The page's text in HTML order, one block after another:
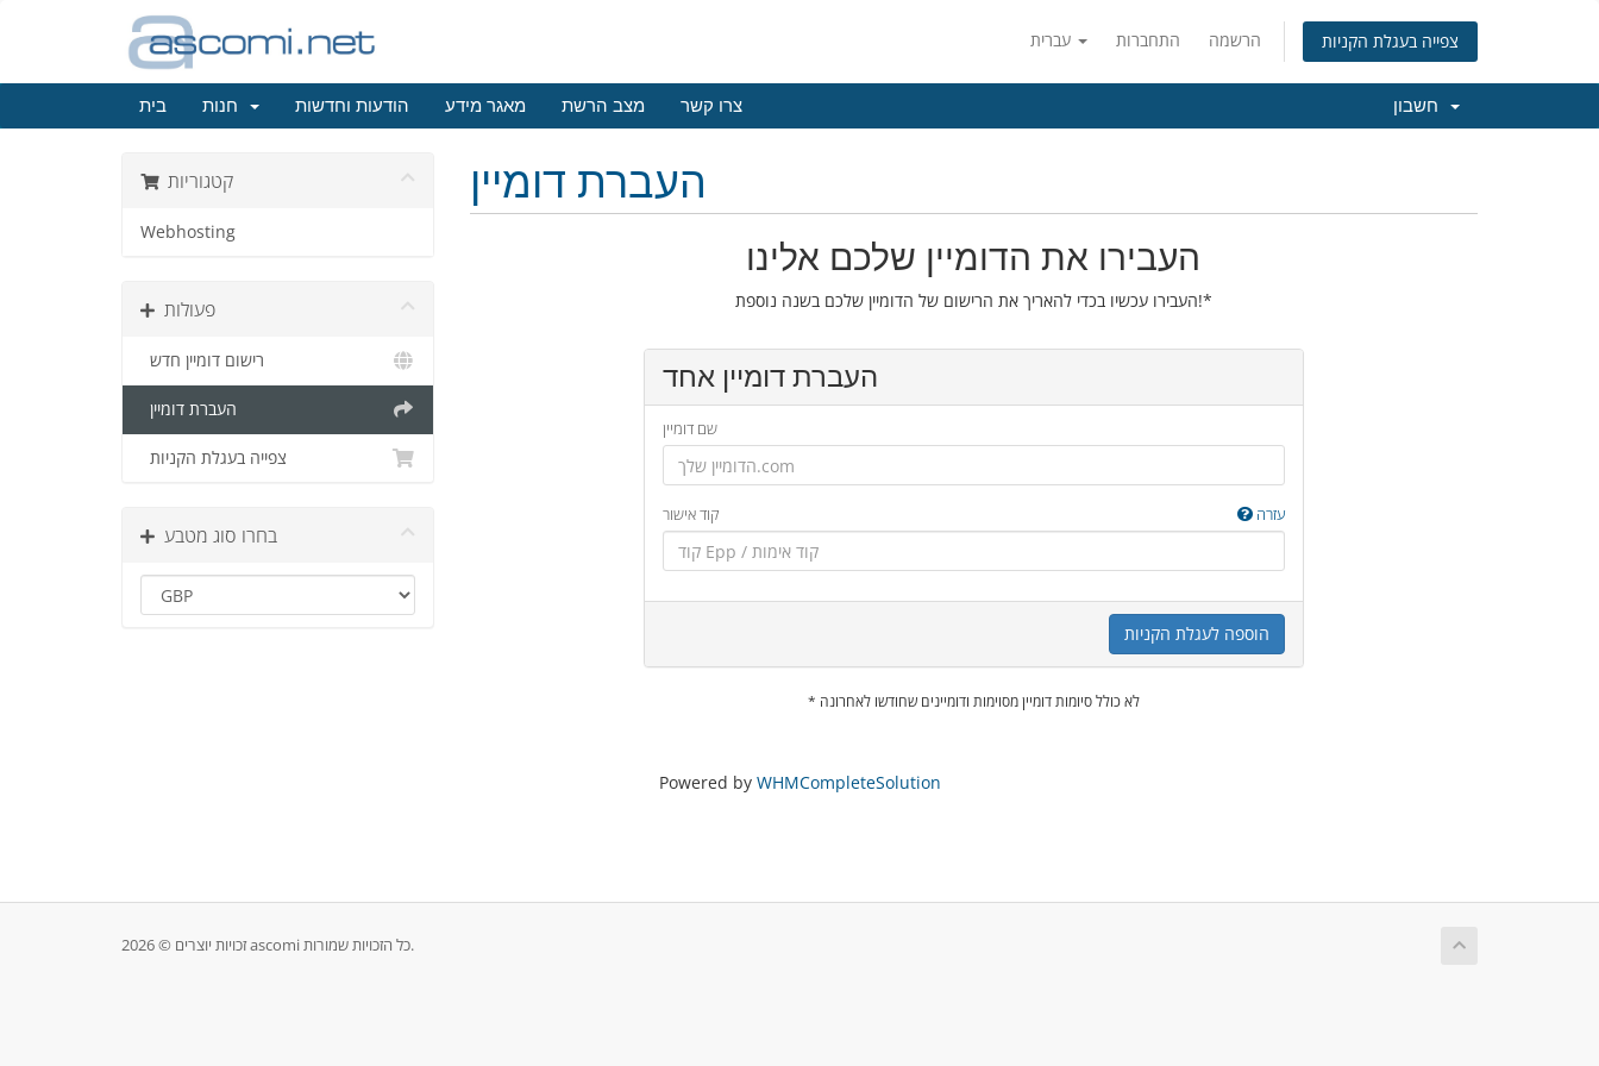
התחברות הרשמה צפייה בעגלת הקניות
בית הודעות וחדשות מאגר מידע מצב הרשת צרו קשר
קטגוריות
Webhosting
פעולות
רישום דומיין חדש
העברת דומיין
צפייה בעגלת הקניות
בחרו סוג מטבע
העברת דומיין
העבירו את הדומיין שלכם אלינו
העבירו עכשיו בכדי להאריך את הרישום של הדומיין שלכם בשנה נוספת!*
העברת דומיין אחד
שם דומיין
קוד אישור עזרה
הוספה לעגלת הקניות
* לא כולל סיומות דומיין מסוימות ודומיינים שחודשו לאחרונה
Powered by WHMCompleteSolution
זכויות יוצרים © 2026 ascomi כל הזכויות שמורות.